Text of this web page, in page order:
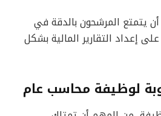
يتمتع المرشحون بالدقة في
على إعداد التقارير المالية بشكل
لوظيفة محاسب عام